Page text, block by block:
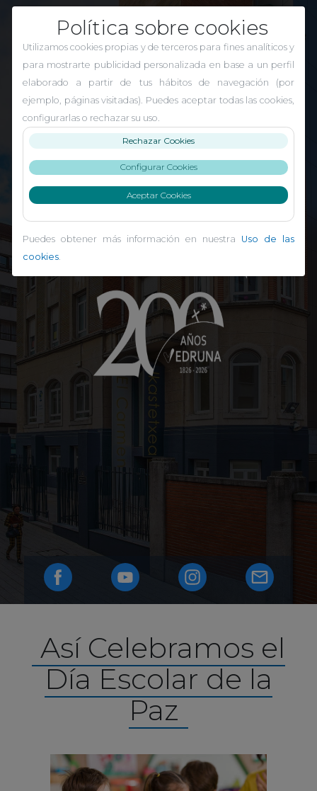
Política sobre cookies
Utilizamos cookies propias y de terceros para fines analíticos y
para mostrarte publicidad personalizada en base a un perfil
elaborado a partir de tus hábitos de navegación (por
ejemplo, páginas visitadas). Puedes aceptar todas las cookies,
configurarlas o rechazar su uso.
Rechazar Cookies
Configurar Cookies
Aceptar Cookies
Puedes obtener más información en nuestra Uso de las
cookies
Así Celebramos el
Día Escolar de la
Paz